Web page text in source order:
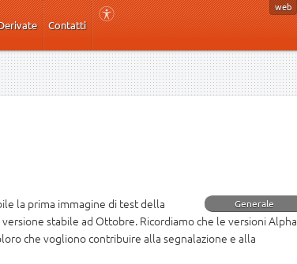
Contatti
web
Generale
la prima immagine di test della
stabile ad Ottobre. Ricordiamo che le versioni Alpha
che vogliono contribuire alla segnalazione e alla